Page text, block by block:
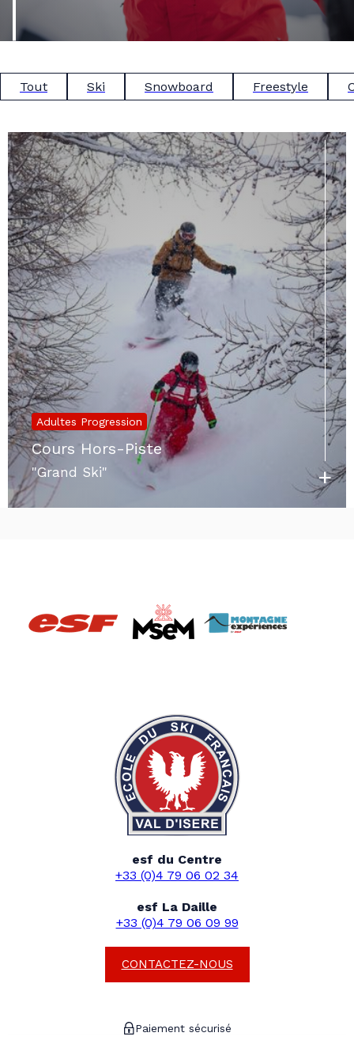
Tout Ski Snowboard Freestyle
Adultes Progression
Cours Hors-Piste
"Grand Ski" +
esf du Centre
+33 (0)4 79 06 02 34
esf La Daille
+33 (0)4 79 06 09 99
CONTACTEZ-NOUS
Paiement sécurisé